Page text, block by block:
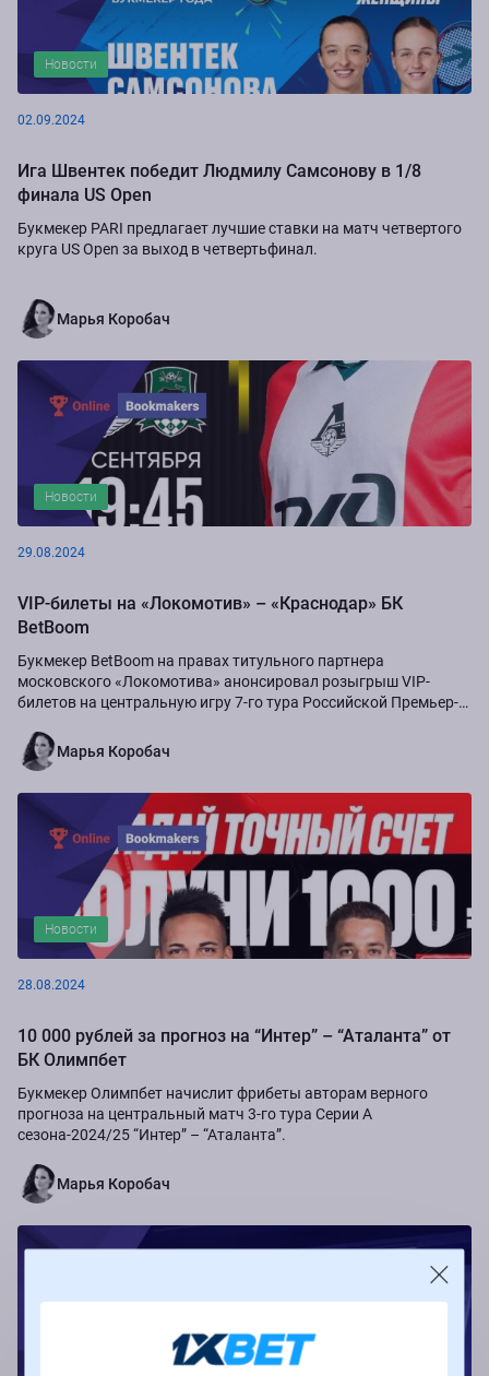
Новости
02.09.2024
Ига Швентек победит Людмилу Самсонову в 1/8
финала US Open
Букмекер PARI предлагает лучшие ставки на матч четвертого
круга US Open за выход в четвертьфинал.
Марья Коробач
Новости
29.08.2024
VIP-билеты на «Локомотив» – «Краснодар» БК
BetBoom
Букмекер BetBoom на правах титульного партнера
московского «Локомотива» анонсировал розыгрыш VIP-
билетов на центральную игру 7-го тура Российской Премьер-
Марья Коробач
Новости
28.08.2024
10 000 рублей за прогноз на “Интер” – “Аталанта” от
БК Олимпбет
Букмекер Олимпбет начислит фрибеты авторам верного
прогноза на центральный матч 3-го тура Серии А
сезона-2024/25 “Интер” – “Аталанта”.
Марья Коробач